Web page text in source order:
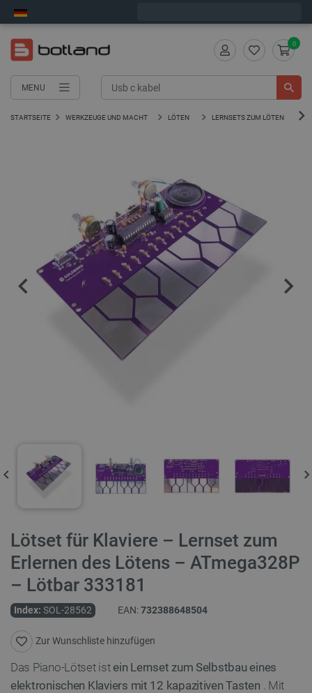
MENU
0
STARTSEITE WERKZEUGE UND MACHT LÖTEN LERNSETS ZUM LÖTEN
Lötset für Klaviere – Lernset zum
Erlernen des Lötens – ATmega328P
– Lötbar 333181
Index: SOL-28562 EAN:732388648504
Zur Wunschliste hinzufügen
Das Piano-Lötset ist ein Lernset zum Selbstbau eines
elektronischen Klaviers mit 12 kapazitiven Tasten . Mit